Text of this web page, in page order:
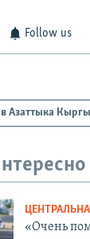
Follow us
Азаттыка
«Очень